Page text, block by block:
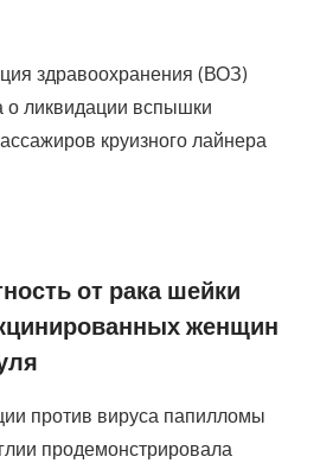
здравоохранения (ВОЗ)
ликвидации вспышки
круизного лайнера
от рака шейки
женщин
против вируса папилломы
продемонстрировала